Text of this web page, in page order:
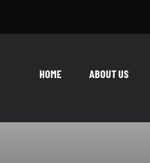
HOME ABOUT US